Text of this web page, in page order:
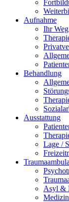
Aufnahme
Ihr
Behandlung
Ausstattung
Lage /
Asyl &